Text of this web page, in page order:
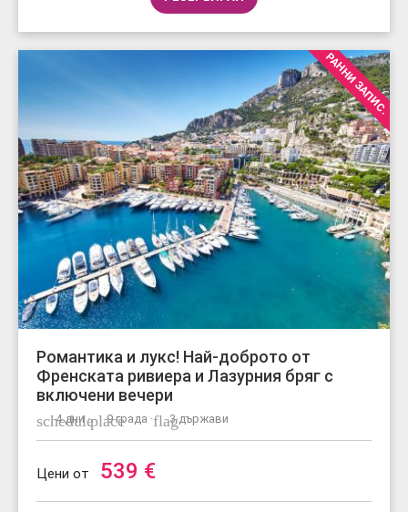
РАННИ ЗАПИС.
Романтика и лукс! Най-доброто от
Френската ривиера и Лазурния бряг с
включени вечери
schedule
4 дни ·place9 града ·flag3 държави
Цени от 539 €